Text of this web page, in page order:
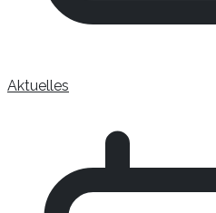
Aktuelles